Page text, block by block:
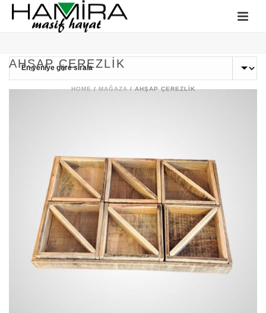
AHŞAP ÇEREZLIK
HOME/MAĞAZA/AHŞAP ÇEREZLIK